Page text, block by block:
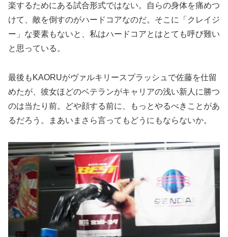
楽するためにある試合形式ではない。自らの身体を痛めつ
けて、敵を倒すのがハードコアなのだ。そこに「クレイジ
ー」な要素もないと、私はハードコアとはとても呼び難い
と思っている。
最後もKAORUがヴァルキリースプラッシュで佐藤を仕留
めたが、彼女ほどのベテランがキャリアの浅い新人に勝つ
のは当たり前。どや顔する前に、もっとやるべきことがあ
るだろう。まあいまさら言ってもどうにもならないか。